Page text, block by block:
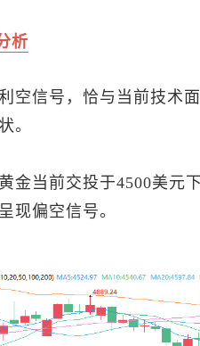
析
空信号，恰与当前技
。
金当前交投于4500美元
现偏空信号。